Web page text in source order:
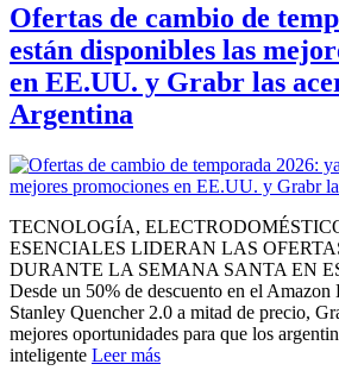
Ofertas de cambio de
están disponibles las
en EE.UU. y Grabr las
Argentina
TECNOLOGÍA,
ESENCIALES LIDERAN LAS
DURANTE LA SEMANA SANTA EN
Desde un 50% de descuento en el Amazon
Stanley Quencher 2.0 a mitad de precio,
mejores oportunidades para que los
inteligente Leer más